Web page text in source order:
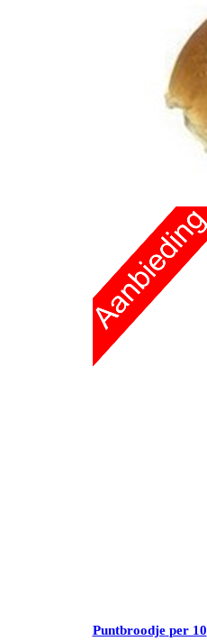
Puntbroodje per 10